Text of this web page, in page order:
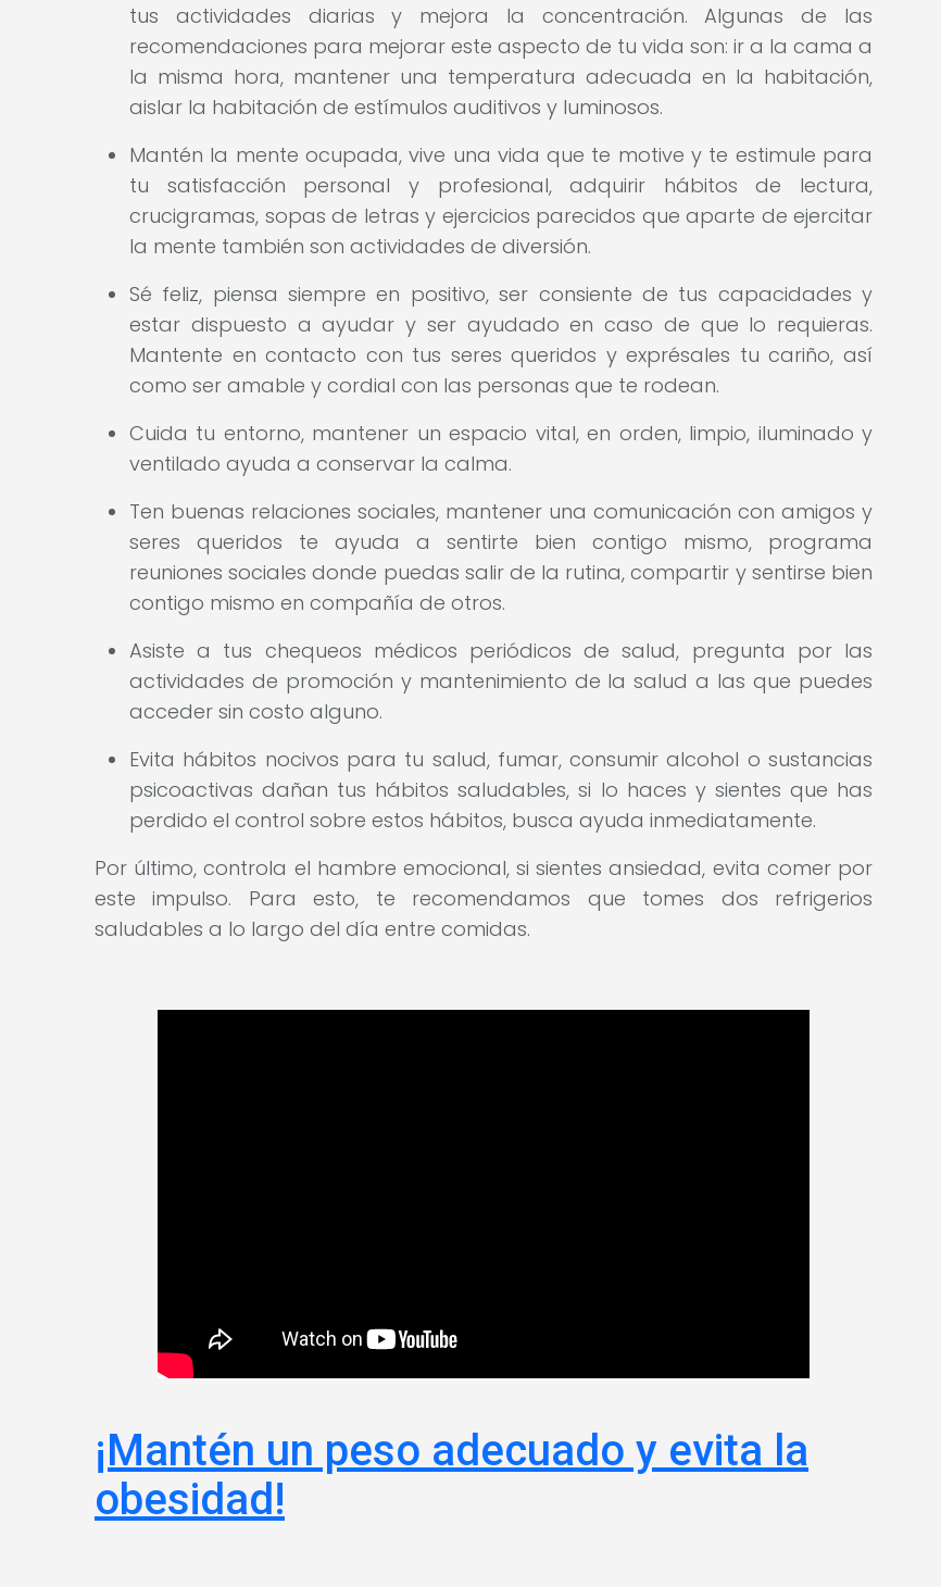
tus actividades diarias y mejora la concentración. Algunas de las
recomendaciones para mejorar este aspecto de tu vida son: ir a la cama a
la misma hora, mantener una temperatura adecuada en la habitación,
aislar la habitación de estímulos auditivos y luminosos.
Mantén la mente ocupada, vive una vida que te motive y te estimule para
tu satisfacción personal y profesional, adquirir hábitos de lectura,
crucigramas, sopas de letras y ejercicios parecidos que aparte de ejercitar
la mente también son actividades de diversión.
Sé feliz, piensa siempre en positivo, ser consiente de tus capacidades y
estar dispuesto a ayudar y ser ayudado en caso de que lo requieras.
Mantente en contacto con tus seres queridos y exprésales tu cariño, así
como ser amable y cordial con las personas que te rodean.
Cuida tu entorno, mantener un espacio vital, en orden, limpio, iluminado y
ventilado ayuda a conservar la calma.
Ten buenas relaciones sociales, mantener una comunicación con amigos y
seres queridos te ayuda a sentirte bien contigo mismo, programa
reuniones sociales donde puedas salir de la rutina, compartir y sentirse bien
contigo mismo en compañía de otros.
Asiste a tus chequeos médicos periódicos de salud, pregunta por las
actividades de promoción y mantenimiento de la salud a las que puedes
acceder sin costo alguno.
Evita hábitos nocivos para tu salud, fumar, consumir alcohol o sustancias
psicoactivas dañan tus hábitos saludables, si lo haces y sientes que has
perdido el control sobre estos hábitos, busca ayuda inmediatamente.
Por último, controla el hambre emocional, si sientes ansiedad, evita comer por
este impulso. Para esto, te recomendamos que tomes dos refrigerios
saludables a lo largo del día entre comidas.
¡Mantén un peso adecuado y evita la
obesidad!